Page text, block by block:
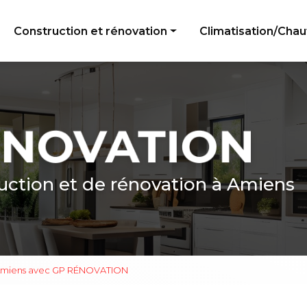
Construction et rénovation
Plomberie
Revêtement de sol
Climatisation/
et de rénovation à Amiens
avec GP RÉNOVATION